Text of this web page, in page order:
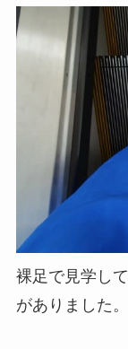
裸足で見学し
がありました